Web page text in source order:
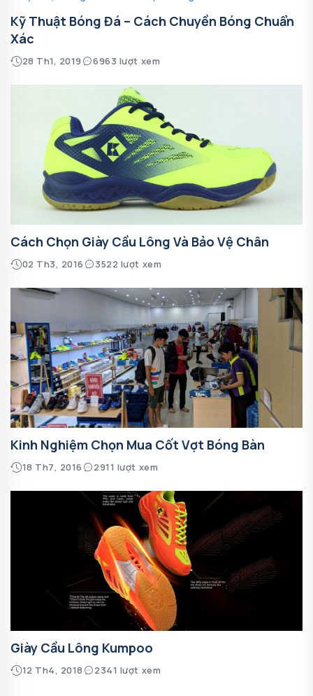
Kỹ Thuật Bóng Đá – Cách Chuyền Bóng Chuẩn
Xác
28 Th1, 2019 6963 lượt xem
Cách Chọn Giày Cầu Lông Và Bảo Vệ Chân
02 Th3, 2016 3522 lượt xem
Kinh Nghiệm Chọn Mua Cốt Vợt Bóng Bàn
18 Th7, 2016 2911 lượt xem
Giày Cầu Lông Kumpoo
12 Th4, 2018 2341 lượt xem